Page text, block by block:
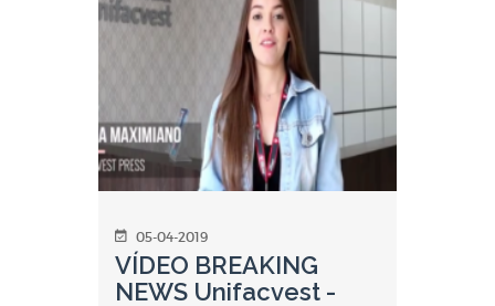
05-04-2019
VÍDEO BREAKING
NEWS Unifacvest -